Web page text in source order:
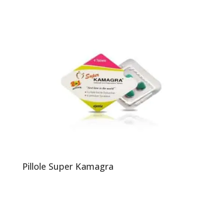
Pillole Super Kamagra